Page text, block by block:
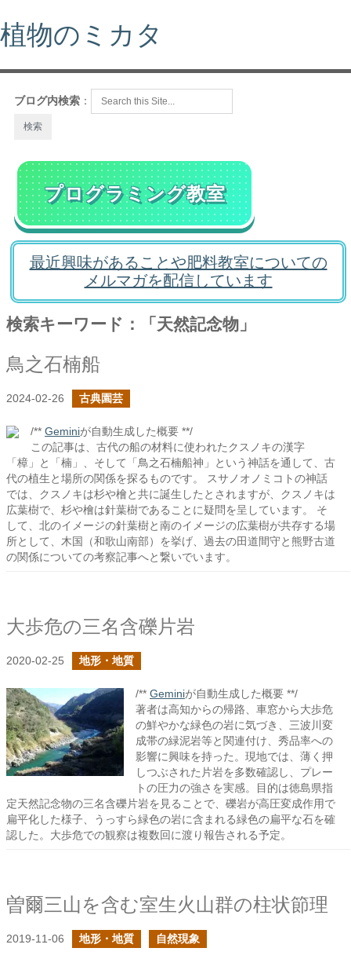
植物のミカタ
ブログ内検索 ：
プログラミング教室
最近興味があることや肥料教室についての
メルマガを配信しています
検索キーワード：「天然記念物」
鳥之石楠船
2024-02-26 古典園芸
/** Geminiが自動生成した概要 **/
この記事は、古代の船の材料に使われたクスノキの漢字
「樟」と「楠」、そして「鳥之石楠船神」という神話を通して、古
代の植生と場所の関係を探るものです。 スサノオノミコトの神話
では、クスノキは杉や檜と共に誕生したとされますが、クスノキは
広葉樹で、杉や檜は針葉樹であることに疑問を呈しています。 そ
して、北のイメージの針葉樹と南のイメージの広葉樹が共存する場
所として、木国（和歌山南部）を挙げ、過去の田道間守と熊野古道
の関係についての考察記事へと繋いでいます。
大歩危の三名含礫片岩
2020-02-25 地形・地質
/** Geminiが自動生成した概要 **/
著者は高知からの帰路、車窓から大歩危
の鮮やかな緑色の岩に気づき、三波川変
成帯の緑泥岩等と関連付け、秀品率への
影響に興味を持った。現地では、薄く押
しつぶされた片岩を多数確認し、プレー
トの圧力の強さを実感。目的は徳島県指
定天然記念物の三名含礫片岩を見ることで、礫岩が高圧変成作用で
扁平化した様子、うっすら緑色の岩に含まれる緑色の扁平な石を確
認した。大歩危での観察は複数回に渡り報告される予定。
曽爾三山を含む室生火山群の柱状節理
2019-11-06 地形・地質 自然現象